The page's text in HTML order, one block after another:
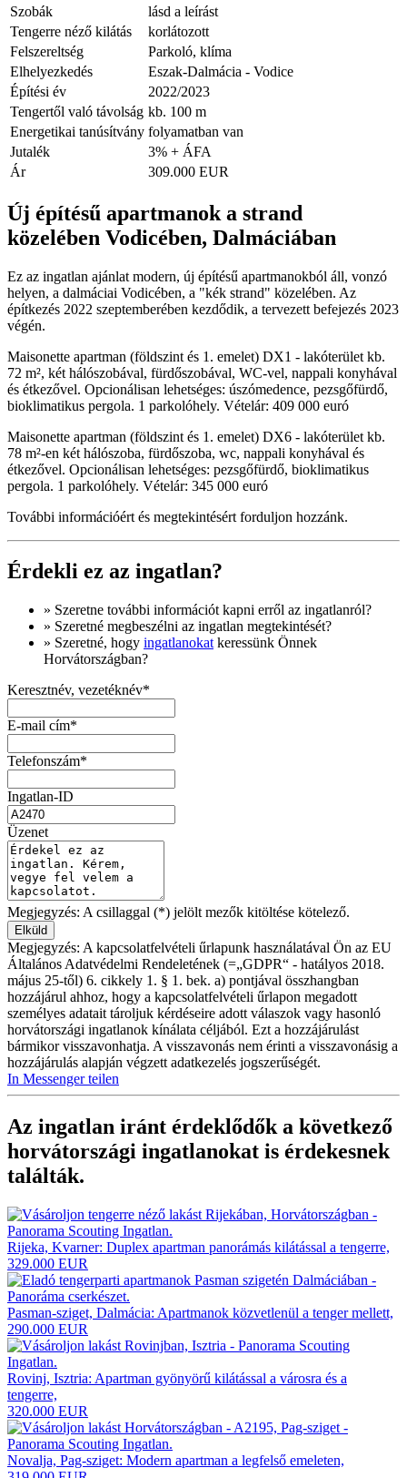
Szobák
lásd a leírást
Tengerre néző kilátás
korlátozott
Felszereltség
Parkoló, klíma
Elhelyezkedés
Eszak-Dalmácia - Vodice
Építési év
2022/2023
Tengertől való távolság kb. 100 m
Energetikai tanúsítvány folyamatban van
Jutalék
3% + ÁFA
Ár
309.000 EUR
Új építésű apartmanok a strand
közelében Vodicében, Dalmáciában
Ez az ingatlan ajánlat modern, új építésű apartmanokból áll, vonzó
helyen, a dalmáciai Vodicében, a "kék strand" közelében. Az
építkezés 2022 szeptemberében kezdődik, a tervezett befejezés 2023
végén.
Maisonette apartman (földszint és 1. emelet) DX1 - lakóterület kb.
72 m², két hálószobával, fürdőszobával, WC-vel, nappali konyhával
és étkezővel. Opcionálisan lehetséges: úszómedence, pezsgőfürdő,
bioklimatikus pergola. 1 parkolóhely. Vételár: 409 000 euró
Maisonette apartman (földszint és 1. emelet) DX6 - lakóterület kb.
78 m²-en két hálószoba, fürdőszoba, wc, nappali konyhával és
étkezővel. Opcionálisan lehetséges: pezsgőfürdő, bioklimatikus
pergola. 1 parkolóhely. Vételár: 345 000 euró
További információért és megtekintésért forduljon hozzánk.
Érdekli ez az ingatlan?
» Szeretne további információt kapni erről az ingatlanról?
» Szeretné megbeszélni az ingatlan megtekintését?
» Szeretné, hogy ingatlanokat keressünk Önnek
Horvátországban?
Keresztnév, vezetéknév*
E-mail cím*
Telefonszám*
Ingatlan-ID
Üzenet
Megjegyzés: A csillaggal (*) jelölt mezők kitöltése kötelező.
Megjegyzés: A kapcsolatfelvételi űrlapunk használatával Ön az EU
Általános Adatvédelmi Rendeletének (=„GDPR“ - hatályos 2018.
május 25-től) 6. cikkely 1. § 1. bek. a) pontjával összhangban
hozzájárul ahhoz, hogy a kapcsolatfelvételi űrlapon megadott
személyes adatait tároljuk kérdéseire adott válaszok vagy hasonló
horvátországi ingatlanok kínálata céljából. Ezt a hozzájárulást
bármikor visszavonhatja. A visszavonás nem érinti a visszavonásig a
hozzájárulás alapján végzett adatkezelés jogszerűségét.
In Messenger teilen
Az ingatlan iránt érdeklődők a következő
horvátországi ingatlanokat is érdekesnek
találták.
Rijeka, Kvarner: Duplex apartman panorámás kilátással a tengerre,
329.000 EUR
Pasman-sziget, Dalmácia: Apartmanok közvetlenül a tenger mellett,
290.000 EUR
Rovinj, Isztria: Apartman gyönyörű kilátással a városra és a
tengerre,
320.000 EUR
Novalja, Pag-sziget: Modern apartman a legfelső emeleten,